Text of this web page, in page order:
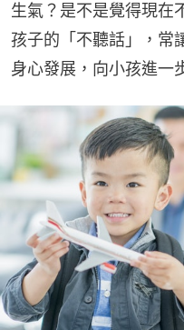
生氣？是不是覺得現
孩子的「不聽話」，常
身心發展，向小孩進一